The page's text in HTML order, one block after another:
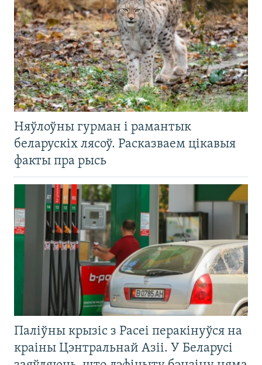
Няўлоўны гурман і рамантык
беларускіх лясоў. Расказваем цікавыя
факты пра рысь
Паліўны крызіс з Расеі перакінуўся на
краіны Цэнтральнай Азіі. У Беларусі